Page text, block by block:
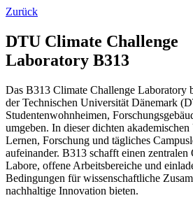
Zurück
DTU Climate Challenge
Laboratory B313
Das B313 Climate Challenge Laboratory
der Technischen Universität Dänemark
Studentenwohnheimen,
umgeben. In dieser dichten
Lernen, Forschung und tägliches
aufeinander. B313 schafft einen zentralen
Labore, offene Arbeitsbereiche und
Bedingungen für wissenschaftliche
nachhaltige Innovation bieten.